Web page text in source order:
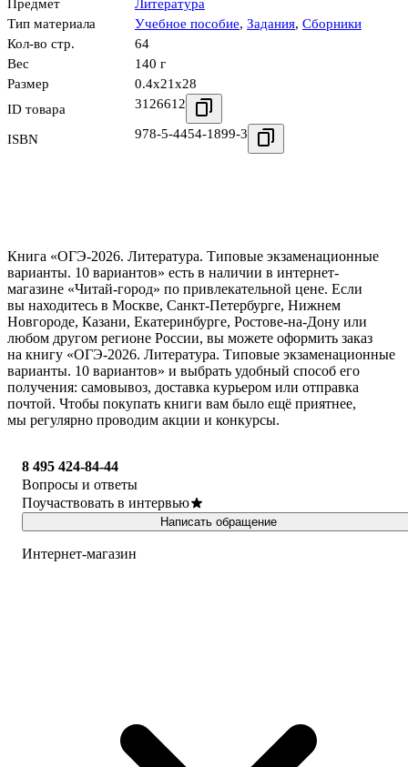
Предмет
Литература
Тип материала
Учебное пособие, Задания, Сборники
Кол-во стр.
64
Вес
140 г
Размер
0.4x21x28
ID товара
3126612
ISBN 978-5-4454-1899-3
Книга «ОГЭ-2026. Литература. Типовые экзаменационные
варианты. 10 вариантов» есть в наличии в интернет-
магазине «Читай-город» по привлекательной цене. Если
вы находитесь в Москве, Санкт-Петербурге, Нижнем
Новгороде, Казани, Екатеринбурге, Ростове-на-Дону или
любом другом регионе России, вы можете оформить заказ
на книгу «ОГЭ-2026. Литература. Типовые экзаменационные
варианты. 10 вариантов» и выбрать удобный способ его
получения: самовывоз, доставка курьером или отправка
почтой. Чтобы покупать книги вам было ещё приятнее,
мы регулярно проводим акции и конкурсы.
8 495 424-84-44
Вопросы и ответы
Поучаствовать в интервью
Написать обращение
Интернет-магазин